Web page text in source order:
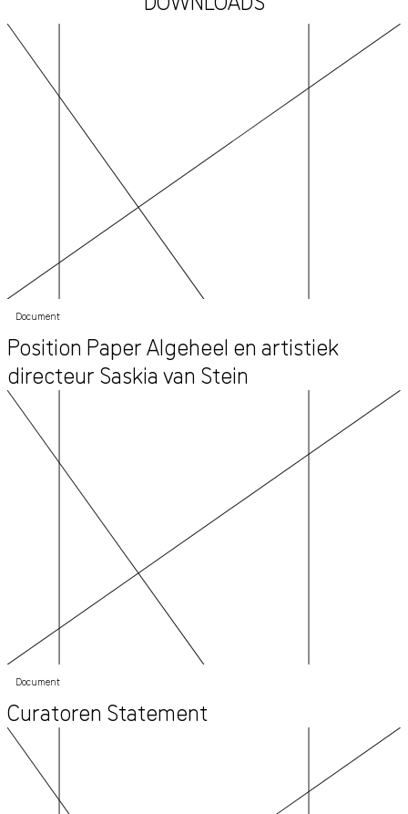
Document
Position Paper Algeheel en artistiek
directeur Saskia van Stein
Document
Curatoren Statement